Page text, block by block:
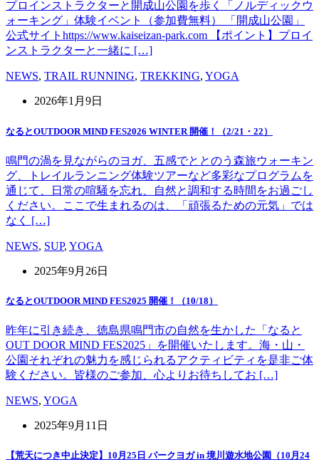
プロインストラクターと開成山公園を歩く「ノルディックウ
ォーキング」体験イベント（参加費無料） 「開成山公園」
公式サイトhttps://www.kaiseizan-park.com 【ポイント】プロイ
ンストラクターと一緒に […]
NEWS, TRAIL RUNNING, TREKKING, YOGA
2026年1月9日
なるとOUTDOOR MIND FES2026 WINTER 開催！（2/21・22）
鳴門の渦を見ながらのヨガ、五感でととのう森旅ウォーキン
グ、トレイルランニング体験ツアーなど多彩なプログラムを
通じて、日常の喧騒を忘れ、自然と調和する時間をお過ごし
ください。ここで生まれるのは、「頑張るための元気」では
なく […]
NEWS, SUP, YOGA
2025年9月26日
なるとOUTDOOR MIND FES2025 開催！（10/18）
昨年に引き続き、徳島県鳴門市の自然を生かした「なると
OUT DOOR MIND FES2025」を開催いたします。海・山・
公園それぞれの魅力を感じられるアクティビティを是非ご体
験ください。皆様のご参加、心よりお待ちしてお […]
NEWS, YOGA
2025年9月11日
【荒天につき中止決定】10月25日 パークヨガ in 境川遊水地公園（10月24